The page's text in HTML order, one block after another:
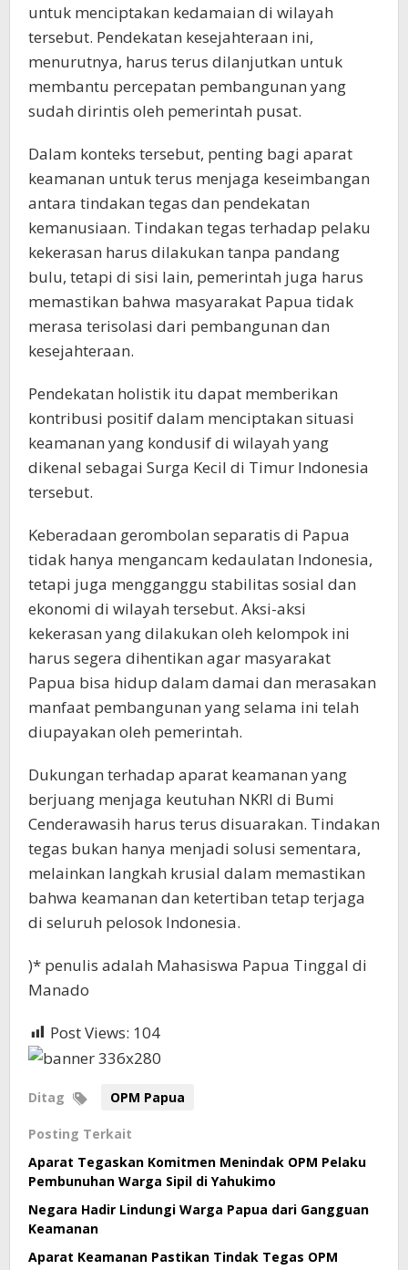
untuk menciptakan kedamaian di wilayah
tersebut. Pendekatan kesejahteraan ini,
menurutnya, harus terus dilanjutkan untuk
membantu percepatan pembangunan yang
sudah dirintis oleh pemerintah pusat.
Dalam konteks tersebut, penting bagi aparat
keamanan untuk terus menjaga keseimbangan
antara tindakan tegas dan pendekatan
kemanusiaan. Tindakan tegas terhadap pelaku
kekerasan harus dilakukan tanpa pandang
bulu, tetapi di sisi lain, pemerintah juga harus
memastikan bahwa masyarakat Papua tidak
merasa terisolasi dari pembangunan dan
kesejahteraan.
Pendekatan holistik itu dapat memberikan
kontribusi positif dalam menciptakan situasi
keamanan yang kondusif di wilayah yang
dikenal sebagai Surga Kecil di Timur Indonesia
tersebut.
Keberadaan gerombolan separatis di Papua
tidak hanya mengancam kedaulatan Indonesia,
tetapi juga mengganggu stabilitas sosial dan
ekonomi di wilayah tersebut. Aksi-aksi
kekerasan yang dilakukan oleh kelompok ini
harus segera dihentikan agar masyarakat
Papua bisa hidup dalam damai dan merasakan
manfaat pembangunan yang selama ini telah
diupayakan oleh pemerintah.
Dukungan terhadap aparat keamanan yang
berjuang menjaga keutuhan NKRI di Bumi
Cenderawasih harus terus disuarakan. Tindakan
tegas bukan hanya menjadi solusi sementara,
melainkan langkah krusial dalam memastikan
bahwa keamanan dan ketertiban tetap terjaga
di seluruh pelosok Indonesia.
)* penulis adalah Mahasiswa Papua Tinggal di
Manado
Post Views: 104
Ditag OPM Papua
Posting Terkait
Aparat Tegaskan Komitmen Menindak OPM Pelaku
Pembunuhan Warga Sipil di Yahukimo
Negara Hadir Lindungi Warga Papua dari Gangguan
Keamanan
Aparat Keamanan Pastikan Tindak Tegas OPM